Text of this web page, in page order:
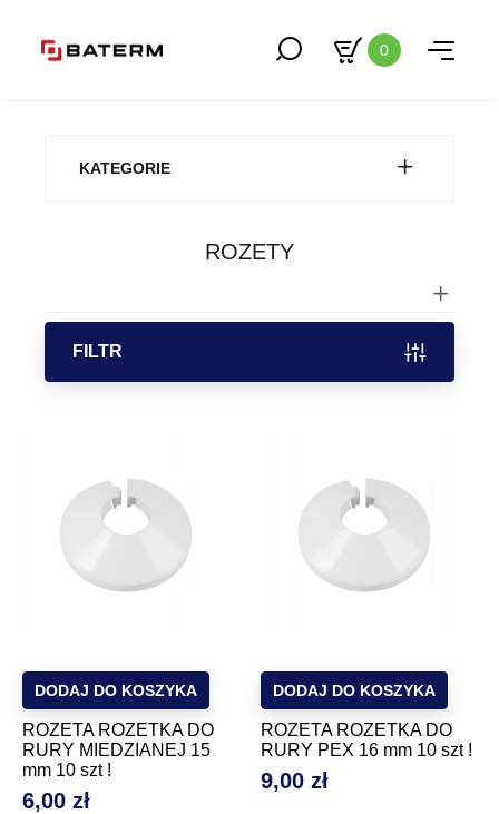
0
KATEGORIE
ROZETY
FILTR
ROZETA ROZETKA DO
RURY MIEDZIANEJ 15
mm 10 szt !
Cena
6,00 zł
DODAJ DO KOSZYKA
ROZETA ROZETKA DO
RURY PEX 16 mm 10 szt !
Cena
9,00 zł
DODAJ DO KOSZYKA